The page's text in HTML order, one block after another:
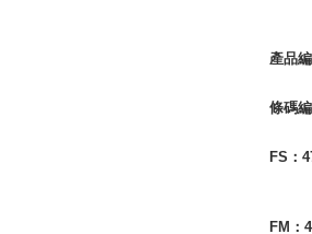
產品編
條碼編
FS：
FM：